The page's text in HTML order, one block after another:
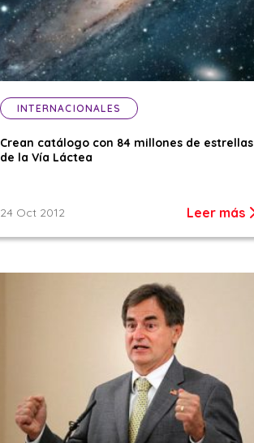
INTERNACIONALES
Crean catálogo con 84 millones de estrellas
de la Vía Láctea
24 Oct 2012 Leer más